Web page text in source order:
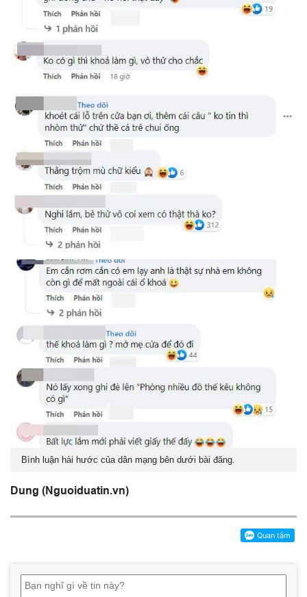
Bình luận hài hước của dân mạng bên dưới bài đăng.
Dung (Nguoiduatin.vn)